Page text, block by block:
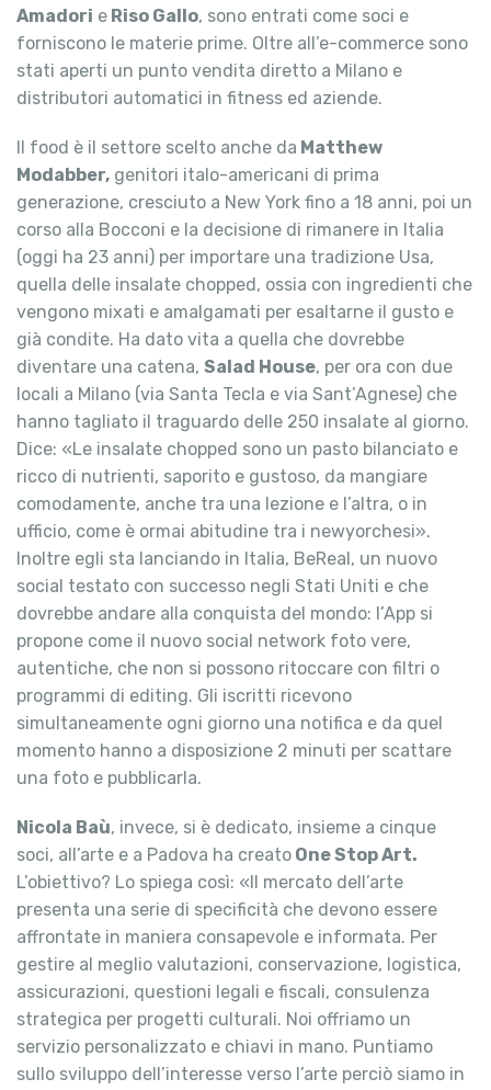
Amadori e Riso Gallo, sono entrati come soci e
forniscono le materie prime. Oltre all’e-commerce sono
stati aperti un punto vendita diretto a Milano e
distributori automatici in fitness ed aziende.
Il food è il settore scelto anche da Matthew
Modabber, genitori italo-americani di prima
generazione, cresciuto a New York fino a 18 anni, poi un
corso alla Bocconi e la decisione di rimanere in Italia
(oggi ha 23 anni) per importare una tradizione Usa,
quella delle insalate chopped, ossia con ingredienti che
vengono mixati e amalgamati per esaltarne il gusto e
già condite. Ha dato vita a quella che dovrebbe
diventare una catena, Salad House, per ora con due
locali a Milano (via Santa Tecla e via Sant’Agnese) che
hanno tagliato il traguardo delle 250 insalate al giorno.
Dice: «Le insalate chopped sono un pasto bilanciato e
ricco di nutrienti, saporito e gustoso, da mangiare
comodamente, anche tra una lezione e l’altra, o in
ufficio, come è ormai abitudine tra i newyorchesi».
Inoltre egli sta lanciando in Italia, BeReal, un nuovo
social testato con successo negli Stati Uniti e che
dovrebbe andare alla conquista del mondo: l’App si
propone come il nuovo social network foto vere,
autentiche, che non si possono ritoccare con filtri o
programmi di editing. Gli iscritti ricevono
simultaneamente ogni giorno una notifica e da quel
momento hanno a disposizione 2 minuti per scattare
una foto e pubblicarla.
Nicola Baù, invece, si è dedicato, insieme a cinque
soci, all’arte e a Padova ha creato One Stop Art.
L’obiettivo? Lo spiega così: «Il mercato dell’arte
presenta una serie di specificità che devono essere
affrontate in maniera consapevole e informata. Per
gestire al meglio valutazioni, conservazione, logistica,
assicurazioni, questioni legali e fiscali, consulenza
strategica per progetti culturali. Noi offriamo un
servizio personalizzato e chiavi in mano. Puntiamo
sullo sviluppo dell’interesse verso l’arte perciò siamo in